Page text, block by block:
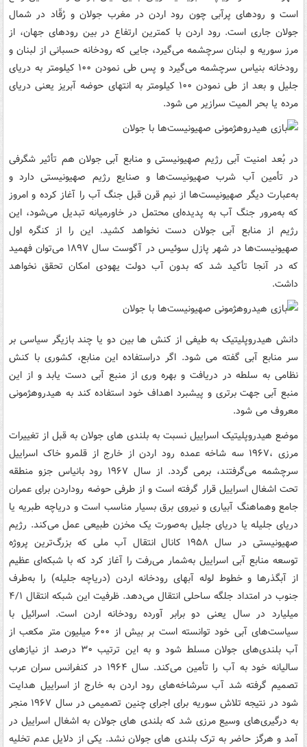
است و رودهای پرآبی چون رود اردن در مغرب جولان و رُقّاد در شمال
جولان جاری است‌. رود اردن با کمترین ارتفاع در بین رودهای جهان، از
مرز سوریه و لبنان سرچشمه می‌گیرد، جایی که رودخانه حسبانی از لبنان و
رودخانه بنیاس سرچشمه می‌گیرد و پس طی نمودن ۱۰۰ کیلومتر به دریای
جلیل و بعد از طی نمودن ۱۰۰ کیلومتر به انتهای حوضه آبریز یعنی دریای
مرده یا بحر المیت سرازیر می شود.
در بُعد امنیت آبی رژیم صهیونیستی و منابع آبی جولان هم تأثیر شگرفی
در تأمین آب شرب صهیونیست‌ها و صنایع رژیم صهیونیستی دارد و
به‌عبارت دیگر صهیونیست‌ها از نیم قرن قبل جنگ آب را آغاز کرده و امروز
که به‌مرور جنگ آب به پدیده‌ای محتمل در خاورمیانه تبدیل می‌شود، این
رژیم از منابع آبی جولان دست نخواهد کشید. این را از کنگره اول
صهیونیست‌ها در شهر پازل سوئیس در آگوست سال ۱۸۹۷ می‌توان فهمید
که در آنجا تأکید شد که بدون آب دولت یهودی امکان تحقق نخواهد
داشت.
دانش هیدروپلیتیک به طیفی از کنش ها بین دو یا چند بازیگر سیاسی بر
سر منابع آبی گفته می شود. اگر دراستفاده این منابع، کشوری با کنش
نظامی به سلطه در دریافت و بهره وری از منبع آبی دست یابد و از این
منبع آبی جهت برتری و پیشبرد اهداف خود استفاده کند به هیدروهژمونی
معروف می شود.
موضع هیدروپلیتیک اسراییل نسبت به بلندی های جولان به قبل از تغییرات
مرزی ،۱۹۶۷ سه شاخه عمده رود اردن از خارج از قلمرو خاک اسراییل
سرچشمه می‌گرفتند، برمی گردد. از سال ۱۹۶۷ رود بانیاس جزو منطقه
تحت اشغال اسراییل قرار گرفته است و از طرفی حوضه روداردن برای عمران
جامع وهماهنگ آبیاری و نیروی برق بسیار مناسب است و دریاچه طبریه یا
دریای جلیله یا دریای جلیل به‌صورت یک مخزن طبیعی عمل می‌کند. رژیم
صهیونیستی در سال ۱۹۵۸ کانال انتقال آب ملی که بزرگ‌ترین پروژه
توسعه منابع آبی اسراییل به‌شمار می‌رفت را آغاز کرد که با شبکه‌ای عظیم
از آبگذرها و خطوط لوله آبهای رودخانه اردن (دریاچه جلیله) را به‌طرف
جنوب در امتداد جلگه ساحلی انتقال می‌دهد. ظرفیت این شبکه انتقال ۴/۱
میلیارد در سال یعنی دو برابر آورده رودخانه اردن است. اسرائیل با
سیاست‌های آبی خود توانسته است بر بیش از ۶۰۰ میلیون متر مکعب از
آب بلندی‌های جولان مسلط شود و به این ترتیب ۳۰ درصد از نیازهای
سالیانه خود به آب را تأمین می‌کند. سال ۱۹۶۴ در کنفرانس سران عرب
تصمیم گرفته شد آب سرشاخه‌های رود اردن به خارج از اسراییل هدایت
شود در نتیجه تلاش سوریه برای اجرای چنین تصمیمی در سال ۱۹۶۷ منجر
به درگیری‌های وسیع مرزی شد که بلندی های جولان به اشغال اسراییل در
آمد و هرگز حاضر به ترک بلندی های جولان نشد. یکی از دلایل عدم تخلیه